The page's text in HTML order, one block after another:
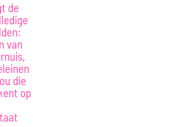
de
van
die
op